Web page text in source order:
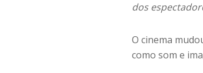
dos
O cinema
como som e